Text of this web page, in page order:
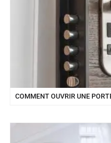
COMMENT OUVRIR UNE